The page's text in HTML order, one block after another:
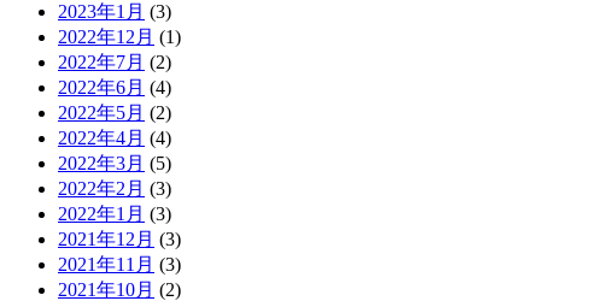
2023年1月 (3)
2022年12月 (1)
2022年7月 (2)
2022年6月 (4)
2022年5月 (2)
2022年4月 (4)
2022年3月 (5)
2022年2月 (3)
2022年1月 (3)
2021年12月 (3)
2021年11月 (3)
2021年10月 (2)